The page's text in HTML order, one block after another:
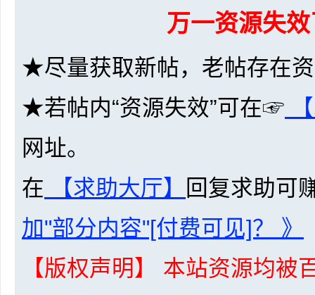
万一资源失
★尽量获取新帖，老帖存在
★若帖内“资源失效”可在☞
网址。
在 【求助大厅】
回复求助可
加"部分内容"[付费可见]？ 》
【版权声明】 本站资源均